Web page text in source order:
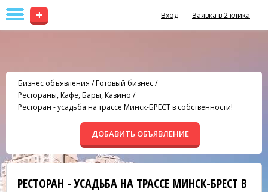
+ Вход Заявка в 2 клика
Бизнес объявления /Готовый бизнес/
Рестораны, Кафе, Бары, Казино /
Ресторан - усадьба на трассе Минск-БРЕСТ в собственности!
ДОБАВИТЬ ОБЪЯВЛЕНИЕ
РЕСТОРАН - УСАДЬБА НА ТРАССЕ МИНСК-БРЕСТ В